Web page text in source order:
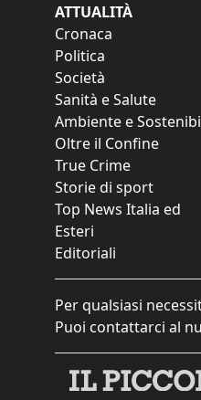
ATTUALITÀ
Cronaca
Politica
Società
Sanità e Salute
Ambiente e
Oltre il Confine
True Crime
Storie di sport
Top News Italia ed
Esteri
Editoriali
Per qualsiasi
Puoi contattarci al